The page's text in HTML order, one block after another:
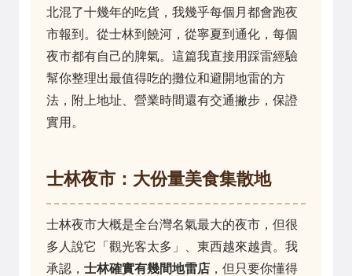
北混了十幾年的吃貨，我幾乎每個月都會跑夜
市報到。從士林到饒河，從寧夏到通化，每個
夜市都有自己的脾氣。這篇我直接用踩雷經驗
幫你整理出最值得吃的攤位和避開地雷的方
法，附上地址、營業時間還有交通撇步，保證
實用。
士林夜市：大份量美食集散地
士林夜市大概是全台灣名氣最大的夜市，但很
多人說它「觀光客太多」、東西越來越貴。我
承認， 士林確實有幾間地雷店 ，但只要你懂得